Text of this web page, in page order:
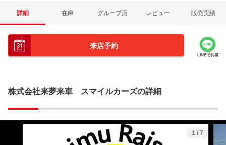
詳細 在庫 グループ店 レビュー 販売実績
来店予約
LINEで共有
株式会社来夢来車 スマイルカーズの詳細
1 / 7